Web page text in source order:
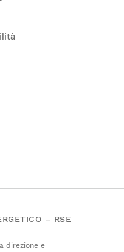
– RSE
direzione e